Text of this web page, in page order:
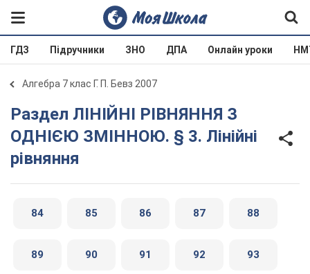
ГДЗ Підручники ЗНО ДПА Онлайн уроки
Алгебра 7 клас Г. П. Бевз 2007
Раздел ЛІНІЙНІ РІВНЯННЯ З
ОДНІЄЮ ЗМІННОЮ. § 3. Лінійні
рівняння
84 85 86 87 88
89 90 91 92 93